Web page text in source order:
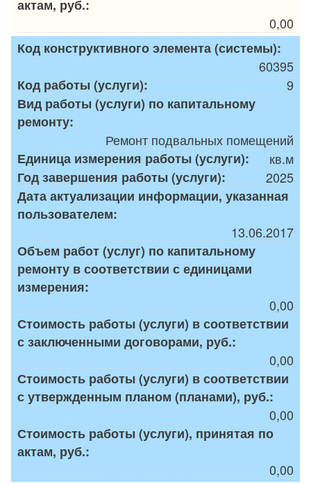
актам, руб.:
0,00
Код конструктивного элемента (системы):
60395
Код работы (услуги):
9
Вид работы (услуги) по капитальному
ремонту:
Ремонт подвальных помещений
Единица измерения работы (услуги):
кв.м
Год завершения работы (услуги):
2025
Дата актуализации информации, указанная
пользователем:
13.06.2017
Объем работ (услуг) по капитальному
ремонту в соответствии с единицами
измерения:
0,00
Стоимость работы (услуги) в соответствии
с заключенными договорами, руб.:
0,00
Стоимость работы (услуги) в соответствии
с утвержденным планом (планами), руб.:
0,00
Стоимость работы (услуги), принятая по
актам, руб.:
0,00